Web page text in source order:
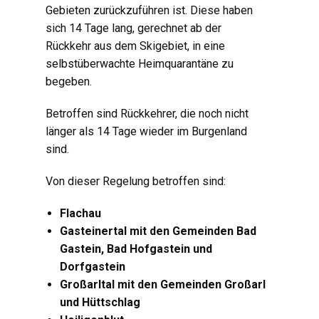
Gebieten zurückzuführen ist. Diese haben
sich 14 Tage lang, gerechnet ab der
Rückkehr aus dem Skigebiet, in eine
selbstüberwachte Heimquarantäne zu
begeben.
Betroffen sind Rückkehrer, die noch nicht
länger als 14 Tage wieder im Burgenland
sind.
Von dieser Regelung betroffen sind:
Flachau
Gasteinertal mit den Gemeinden Bad
Gastein, Bad Hofgastein und
Dorfgastein
Großarltal mit den Gemeinden Großarl
und Hüttschlag